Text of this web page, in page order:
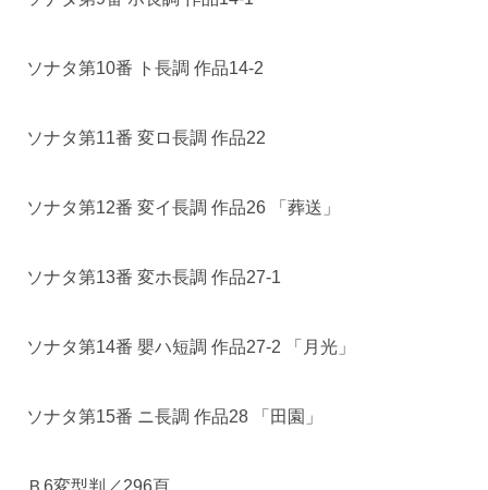
ソナタ第10番 ト長調 作品14-2
ソナタ第11番 変ロ長調 作品22
ソナタ第12番 変イ長調 作品26 「葬送」
ソナタ第13番 変ホ長調 作品27-1
ソナタ第14番 嬰ハ短調 作品27-2 「月光」
ソナタ第15番 ニ長調 作品28 「田園」
Ｂ6変型判／296頁